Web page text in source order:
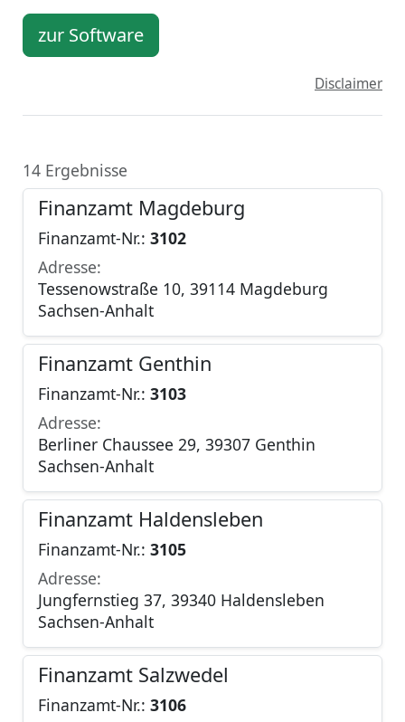
zur Software
Disclaimer
14 Ergebnisse
Finanzamt Magdeburg
Finanzamt-Nr.: 3102
Adresse:
Tessenowstraße 10, 39114 Magdeburg
Sachsen-Anhalt
Finanzamt Genthin
Finanzamt-Nr.: 3103
Adresse:
Berliner Chaussee 29, 39307 Genthin
Sachsen-Anhalt
Finanzamt Haldensleben
Finanzamt-Nr.: 3105
Adresse:
Jungfernstieg 37, 39340 Haldensleben
Sachsen-Anhalt
Finanzamt Salzwedel
Finanzamt-Nr.: 3106